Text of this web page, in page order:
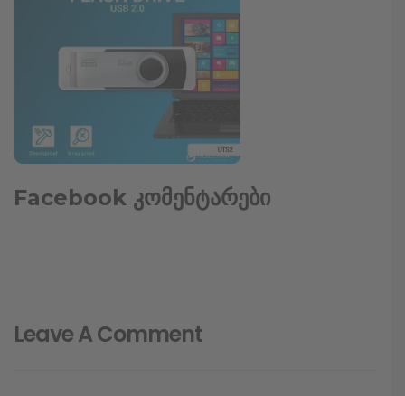
Facebook კომენტარები
Leave A Comment